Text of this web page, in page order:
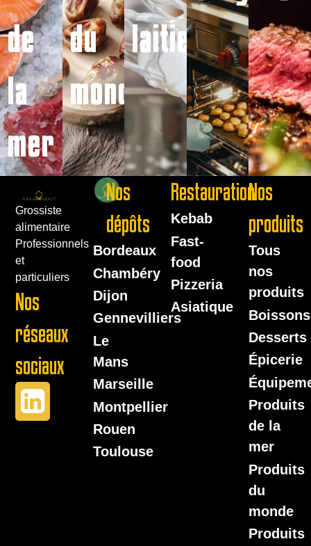
de
la
mer
du
monde
laitiers
Grossiste
alimentaire
Professionnels
et
particuliers
Nos
réseaux
sociaux
Nos
dépôts
Bordeaux
Chambéry
Dijon
Gennevilliers
Le
Mans
Marseille
Montpellier
Rouen
Toulouse
Restauration
Kebab
Fast-
food
Pizzeria
Asiatique
Nos
produits
Tous
nos
produits
Boissons
Desserts
Épicerie
Produits
de la
mer
Produits
du
monde
Produits